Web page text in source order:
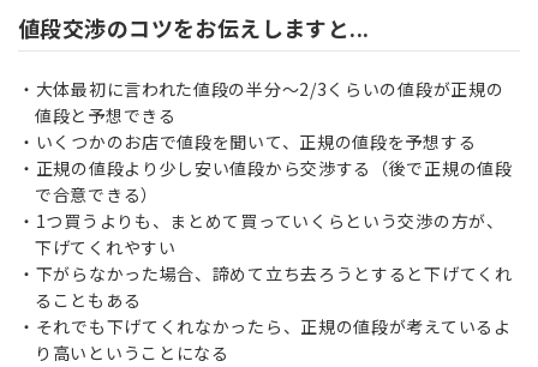
値段交渉のコツをお伝えしますと...
大体最初に言われた値段の半分～2/3くらいの値段が正規の
値段と予想できる
いくつかのお店で値段を聞いて、正規の値段を予想する
正規の値段より少し安い値段から交渉する（後で正規の値段
で合意できる）
1つ買うよりも、まとめて買っていくらという交渉の方が、
下げてくれやすい
下がらなかった場合、諦めて立ち去ろうとすると下げてくれ
ることもある
それでも下げてくれなかったら、正規の値段が考えているよ
り高いということになる